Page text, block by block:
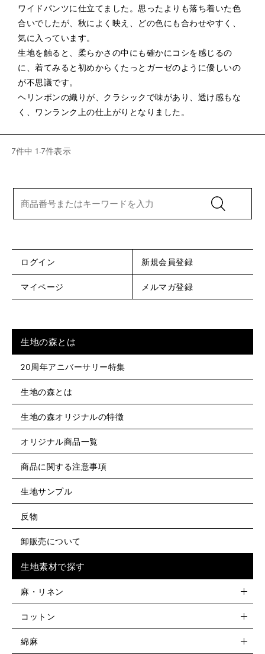
ワイドパンツに仕立てました。思ったよりも落ち着いた色
合いでしたが、秋によく映え、どの色にも合わせやすく、
気に入っています。
生地を触ると、柔らかさの中にも確かにコシを感じるの
に、着てみると初めからくたっとガーゼのように優しいの
が不思議です。
ヘリンボンの織りが、クラシックで味があり、透け感もな
く、ワンランク上の仕上がりとなりました。
7件中 1-7件表示
ログイン 新規会員登録
マイページ メルマガ登録
生地の森とは
20周年アニバーサリー特集
生地の森とは
生地の森オリジナルの特徴
オリジナル商品一覧
商品に関する注意事項
生地サンプル
反物
卸販売について
生地素材で探す
麻・リネン
コットン
綿麻